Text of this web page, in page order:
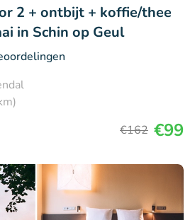
2 + ontbijt + koffie/thee
in Schin op Geul
€162 €99